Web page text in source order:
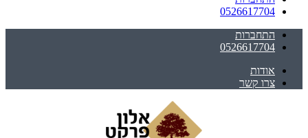
0526617704
התחברות
0526617704
אודות
צרו קשר